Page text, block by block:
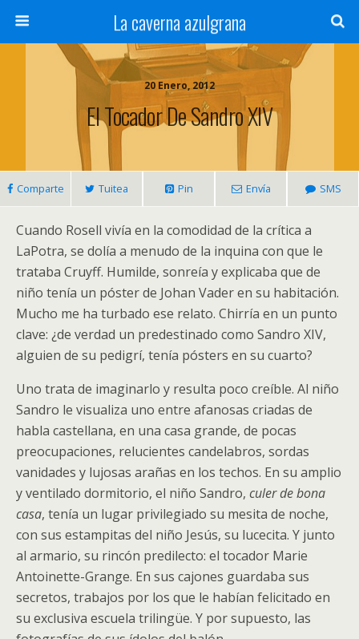
La caverna azulgrana
20 Enero, 2012
El Tocador De Sandro XIV
Comparte Tuitea Pin Envía SMS
Cuando Rosell vivía en la comodidad de la crítica a
LaPotra, se dolía a menudo de la inquina con que le
trataba Cruyff. Humilde, sonreía y explicaba que de
niño tenía un póster de Johan Vader en su habitación.
Mucho me ha turbado ese relato. Chirría en un punto
clave: ¿de verdad un predestinado como Sandro XIV,
alguien de su pedigrí, tenía pósters en su cuarto?
Uno trata de imaginarlo y resulta poco creíble. Al niño
Sandro le visualiza uno entre afanosas criadas de
habla castellana, en una casa grande, de pocas
preocupaciones, relucientes candelabros, sordas
vanidades y lujosas arañas en los techos. En su amplio
y ventilado dormitorio, el niño Sandro, culer de bona
casa, tenía un lugar privilegiado su mesita de noche,
con sus estampitas del niño Jesús, su lucecita. Y junto
al armario, su rincón predilecto: el tocador Marie
Antoinette-Grange. En sus cajones guardaba sus
secretos, trabajos por los que le habían felicitado en
su exclusiva escuela trilingüe. Y por supuesto, las